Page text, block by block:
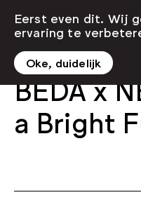
BEDA x
a Bright
Eerst even dit. Wij
ervaring te
Oke, duidelijk